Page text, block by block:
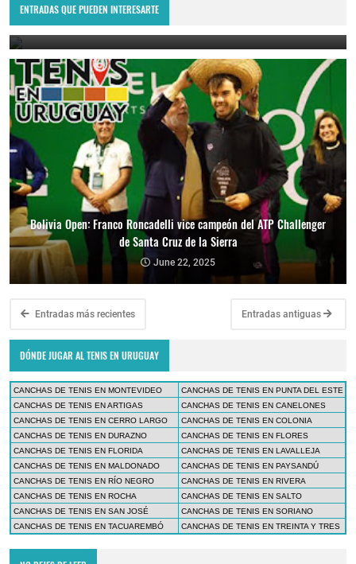
ENTRADAS QUE PUEDEN INTERESARTEel torneo ATP de Perú
June 23, 2025
Bolivia Open: Franco Roncadelli vice campeón del ATP Challenger
de Santa Cruz de la Sierra
June 22, 2025
Entradas más recientes Entradas antiguas
DÓNDE JUGAR AL TENIS EN URUGUAY
CANCHAS DE TENIS EN MONTEVIDEO
CANCHAS DE TENIS EN PUNTA DEL ESTE
CANCHAS DE TENIS EN ARTIGAS
CANCHAS DE TENIS EN CANELONES
CANCHAS DE TENIS EN CERRO LARGO
CANCHAS DE TENIS EN COLONIA
CANCHAS DE TENIS EN DURAZNO
CANCHAS DE TENIS EN FLORES
CANCHAS DE TENIS EN FLORIDA
CANCHAS DE TENIS EN LAVALLEJA
CANCHAS DE TENIS EN MALDONADO
CANCHAS DE TENIS EN PAYSANDÚ
CANCHAS DE TENIS EN RÍO NEGRO
CANCHAS DE TENIS EN RIVERA
CANCHAS DE TENIS EN ROCHA
CANCHAS DE TENIS EN SALTO
CANCHAS DE TENIS EN SAN JOSÉ
CANCHAS DE TENIS EN SORIANO
CANCHAS DE TENIS EN TACUAREMBÓ
CANCHAS DE TENIS EN TREINTA Y TRES